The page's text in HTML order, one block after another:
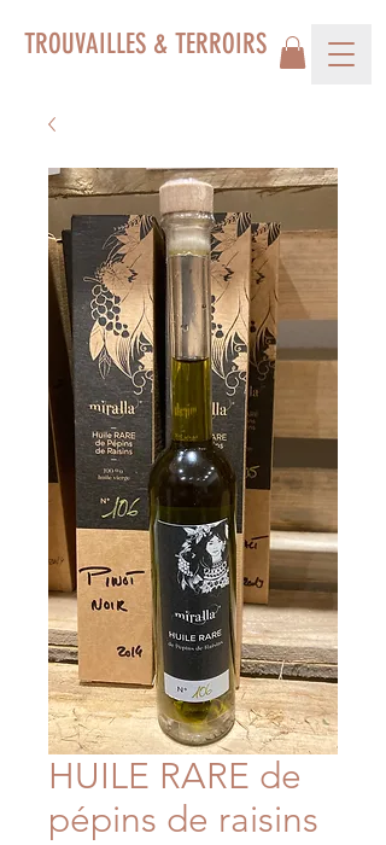
TROUVAILLES & TERROIRS
HUILE RARE de
pépins de raisins